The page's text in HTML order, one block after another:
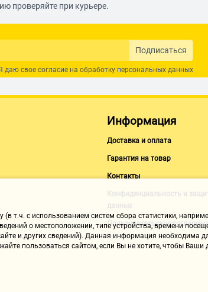
проверяйте при курьере.
Подписаться
даю свое согласие на обработку персональных данных
Информация
Доставка и оплата
Гарантия на товар
Контакты
Конфиденциальность и
данных
Пользовательское
т.ч. с использованием систем сбора статистики,
о местоположении, типе устройства, времени
и других сведений). Данная информация необходима
пользоваться сайтом, если Вы не хотите, чтобы